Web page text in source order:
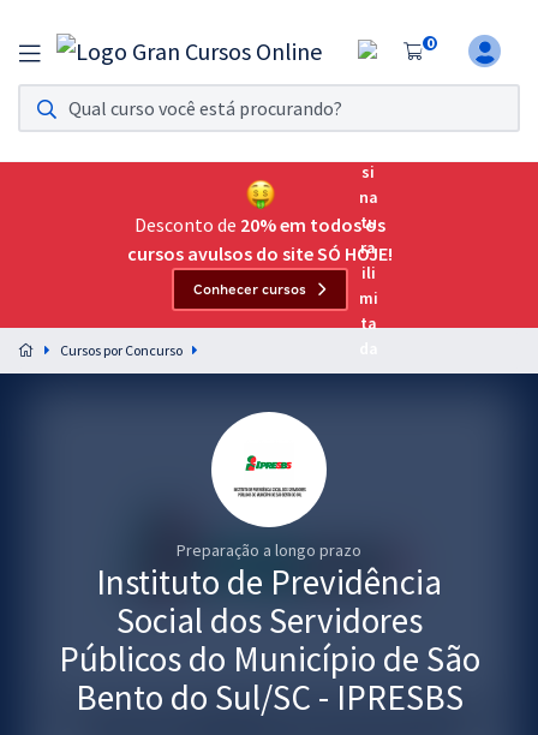
0
Assinatura Ilimitada 11
Acesso a todos os cursos. Teste grátis por 7 dias!
Assinatura OAB Até Passar
Acesso ilimitado a toda preparação para o Exame da
Preparação completa e intensiva para as principais
residências em saúde do Brasil
Desconto de 20% em todos os
cursos avulsos do site SÓ HOJE!
Conhecer cursos
Cursos por Concurso
Preparação a longo prazo
Instituto de Previdência
Social dos Servidores
Públicos do Município de São
Bento do Sul/SC - IPRESBS